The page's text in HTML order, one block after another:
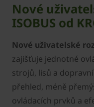
Nové
ISOBUS od
Nové uživatelské
zajišťuje jednotné
strojů, lisů a
přehled, méně
ovládacích prvků a